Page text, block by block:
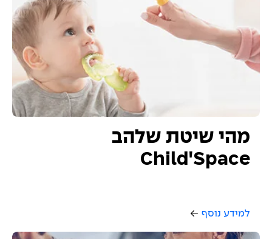
מהי שיטת שלהב
Child'Space
למידע נוסף